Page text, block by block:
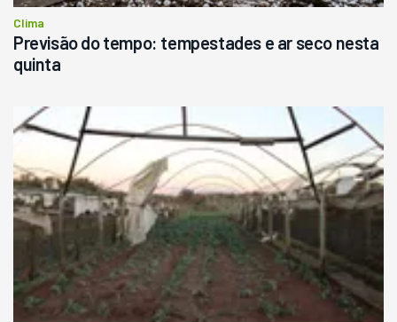
Clima
Previsão do tempo: tempestades e ar seco nesta
quinta